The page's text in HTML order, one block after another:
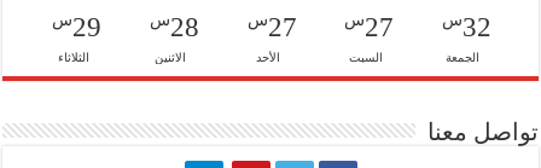
32س
الجمعة
27س
السبت
27س
الأحد
28س
الاثنين
29س
الثلاثاء
تواصل معنا